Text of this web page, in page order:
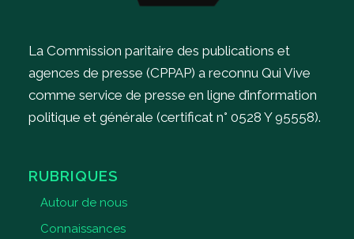
La Commission paritaire des publications et
agences de presse (CPPAP) a reconnu Qui Vive
comme service de presse en ligne d’information
politique et générale (certificat n° 0528 Y 95558).
RUBRIQUES
Autour de nous
Connaissances